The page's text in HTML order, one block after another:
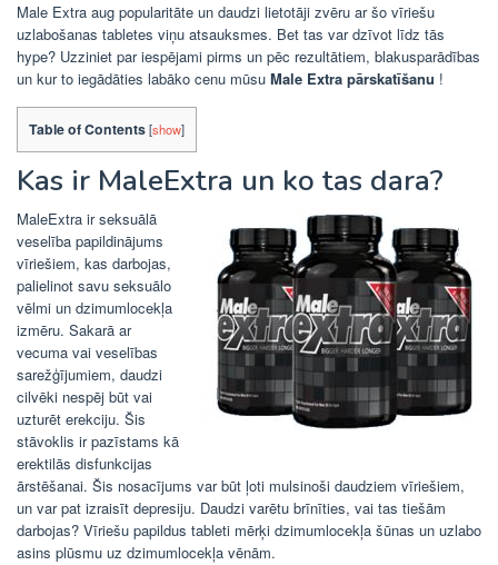
Male Extra aug popularitāte un daudzi lietotāji zvēru ar šo vīriešu
uzlabošanas tabletes viņu atsauksmes. Bet tas var dzīvot līdz tās
hype? Uzziniet par iespējami pirms un pēc rezultātiem, blakusparādības
un kur to iegādāties labāko cenu mūsu Male Extra pārskatīšanu !
Table of Contents[show]
Kas ir MaleExtra un ko tas dara?
MaleExtra ir seksuālā
veselība papildinājums
vīriešiem, kas darbojas,
palielinot savu seksuālo
vēlmi un dzimumlocekļa
izmēru. Sakarā ar
vecuma vai veselības
sarežģījumiem, daudzi
cilvēki nespēj būt vai
uzturēt erekciju. Šis
stāvoklis ir pazīstams kā
erektilās disfunkcijas
ārstēšanai. Šis nosacījums var būt ļoti mulsinoši daudziem vīriešiem,
un var pat izraisīt depresiju. Daudzi varētu brīnīties, vai tas tiešām
darbojas? Vīriešu papildus tableti mērķi dzimumlocekļa šūnas un uzlabo
asins plūsmu uz dzimumlocekļa vēnām.